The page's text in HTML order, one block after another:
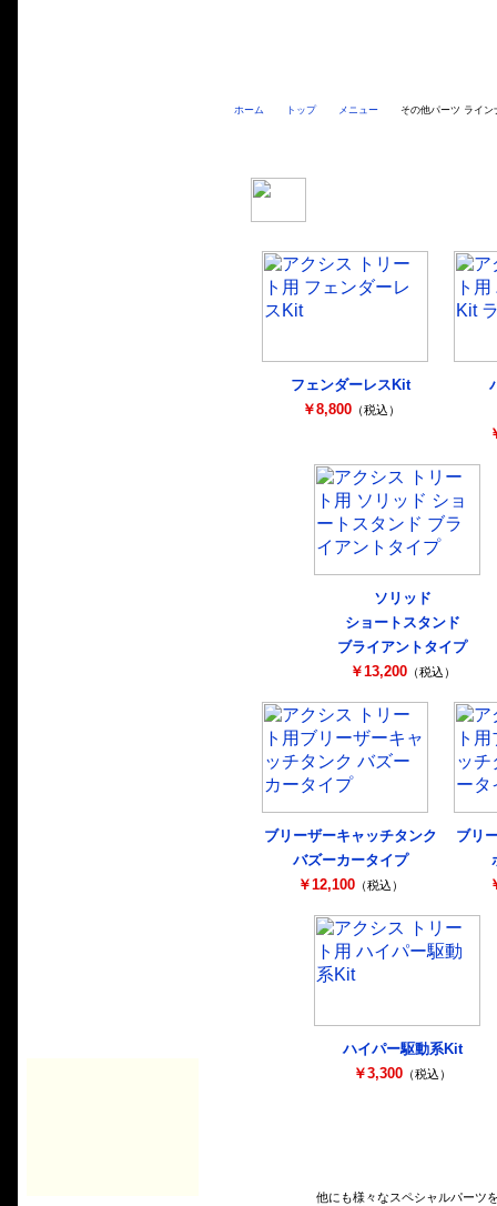
ホーム トップ メニュー その他パーツ ライン
フェンダーレスKit
￥8,800（税込）
ソリッド
ショートスタンド
ブライアントタイプ
￥13,200（税込）
ブリーザーキャッチタンク
バズーカータイプ
￥12,100 （税込）
ブリ
ハイパー駆動系Kit
￥3,300 （税込）
他にも様々なスペシャルパーツ